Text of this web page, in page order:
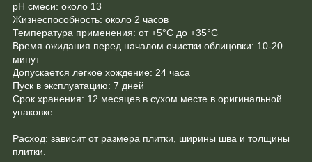
pH смеси: около 13
Жизнеспособность: около 2 часов
Температура применения: от +5°C до +35°C
Время ожидания перед началом очистки облицовки: 10-20
минут
Допускается легкое хождение: 24 часа
Пуск в эксплуатацию: 7 дней
Срок хранения: 12 месяцев в сухом месте в оригинальной
упаковке
Расход: зависит от размера плитки, ширины шва и толщины
плитки.